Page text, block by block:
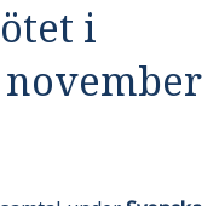
i
november